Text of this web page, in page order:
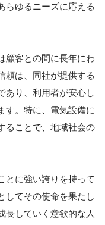
らゆるニーズに応える
顧客との間に長年にわ
頼は、同社が提供する
あり、利用者が安心し
す。特に、電気設備に
ることで、地域社会の
とに強い誇りを持って
してその使命を果たし
長していく意欲的な人